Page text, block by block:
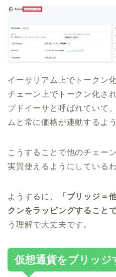
イーサリアム上でトークン
チェーン上でトークン化さ
プドイーサと呼ばれていて
ムと常に価格が連動するよ
こうすることで他のチェー
実質使えるようにしているわ
ようするに、
「ブリッジ＝
クンをラッピングすること
う理解で大丈夫です。
仮想通貨をブリッジ